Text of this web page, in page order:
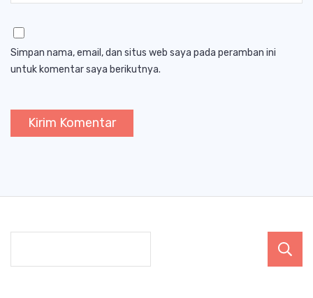
Simpan nama, email, dan situs web saya pada peramban ini
untuk komentar saya berikutnya.